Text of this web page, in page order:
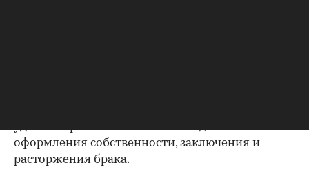
оформления собственности, заключения и
расторжения брака.